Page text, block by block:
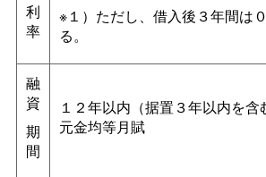
利
率
※１）ただし、借入後３年間は
る。
融
資
期
間
１２年以内（据置３年以内を含
元金均等月賦